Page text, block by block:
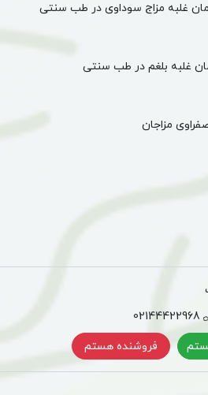
غلبه مزاج سوداوی در طب سنتی
غلبه بلغم در طب سنتی
مزاجان
02144422968
فروشنده هستم